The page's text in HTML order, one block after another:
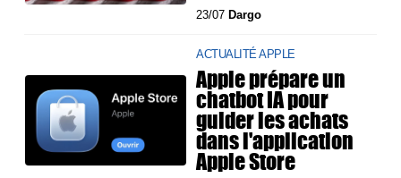
23/07 Dargo
ACTUALITÉ APPLE
Apple prépare un
chatbot IA pour
guider les achats
dans l'application
Apple Store